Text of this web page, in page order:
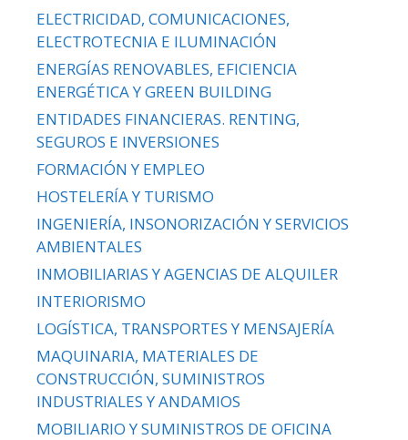
ELECTRICIDAD, COMUNICACIONES,
ELECTROTECNIA E ILUMINACIÓN
ENERGÍAS RENOVABLES, EFICIENCIA
ENERGÉTICA Y GREEN BUILDING
ENTIDADES FINANCIERAS. RENTING,
SEGUROS E INVERSIONES
FORMACIÓN Y EMPLEO
HOSTELERÍA Y TURISMO
INGENIERÍA, INSONORIZACIÓN Y SERVICIOS
AMBIENTALES
INMOBILIARIAS Y AGENCIAS DE ALQUILER
INTERIORISMO
LOGÍSTICA, TRANSPORTES Y MENSAJERÍA
MAQUINARIA, MATERIALES DE
CONSTRUCCIÓN, SUMINISTROS
INDUSTRIALES Y ANDAMIOS
MOBILIARIO Y SUMINISTROS DE OFICINA